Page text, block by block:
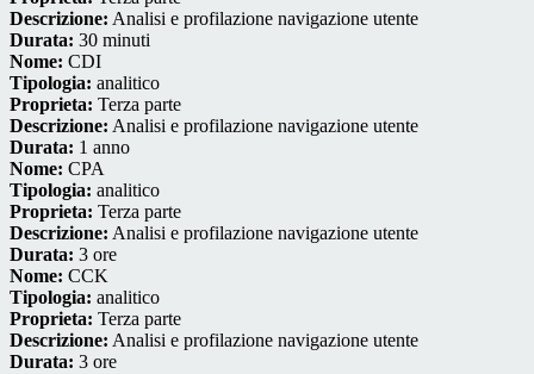
Descrizione: Analisi e profilazione navigazione utente
Durata: 30 minuti
Nome: CDI
Tipologia: analitico
Proprieta: Terza parte
Descrizione: Analisi e profilazione navigazione utente
Durata: 1 anno
Nome: CPA
Tipologia: analitico
Proprieta: Terza parte
Descrizione: Analisi e profilazione navigazione utente
Durata: 3 ore
Nome: CCK
Tipologia: analitico
Proprieta: Terza parte
Descrizione: Analisi e profilazione navigazione utente
Durata: 3 ore